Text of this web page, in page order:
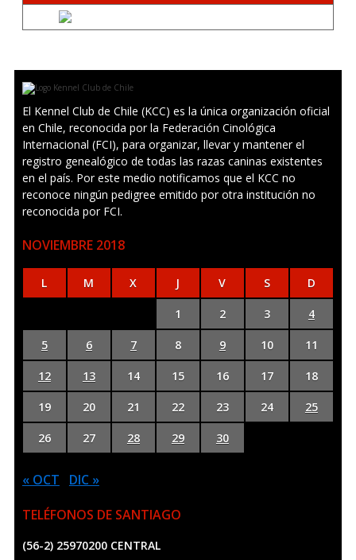
El Kennel Club de Chile (KCC) es la única organización oficial
en Chile, reconocida por la Federación Cinológica
Internacional (FCI), para organizar, llevar y mantener el
registro genealógico de todas las razas caninas existentes
en el país. Por este medio notificamos que el KCC no
reconoce ningún pedigree emitido por otra institución no
reconocida por FCI.
NOVIEMBRE 2018
L M X J V S D
1 2 3 4
5 6 7 8 9 10 11
12 13 14 15 16 17 18
19 20 21 22 23 24 25
26 27 28 29 30
« OCT
DIC »
TELÉFONOS DE SANTIAGO
(56-2) 25970200 CENTRAL